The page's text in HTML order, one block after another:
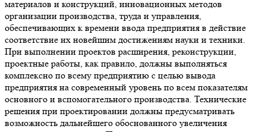
материалов и конструкций, инновационных методов
организации производства, труда и управления,
обеспечивающих к времени ввода предприятия в действие
соответствие их новейшим достижениям науки и техники.
При выполнении проектов расширения, реконструкции,
проектные работы, как правило, должны выполняться
комплексно по всему предприятию с целью вывода
предприятия на современный уровень по всем показателям
основного и вспомогательного производства. Технические
решения при проектировании должны предусматривать
возможность дальнейшего обоснованного увеличения